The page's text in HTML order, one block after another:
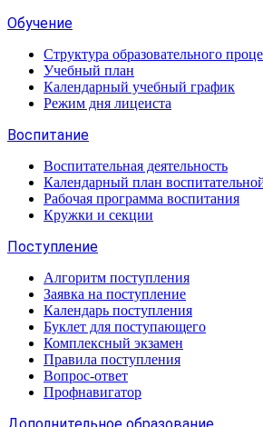
Обучение
Структура образовательного
Учебный план
Календарный учебный график
Режим дня лицеиста
Воспитание
Воспитательная деятельность
Календарный план
Рабочая программа воспитания
Кружки и секции
Поступление
Алгоритм поступления
Заявка на поступление
Календарь поступления
Буклет для поступающего
Комплексный экзамен
Правила поступления
Вопрос-ответ
Профнавигатор